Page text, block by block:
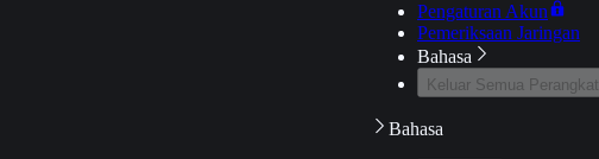
Pengaturan Akun
Pemeriksaan Jaringan
Bahasa
Keluar Semua Perangkat
Bahasa